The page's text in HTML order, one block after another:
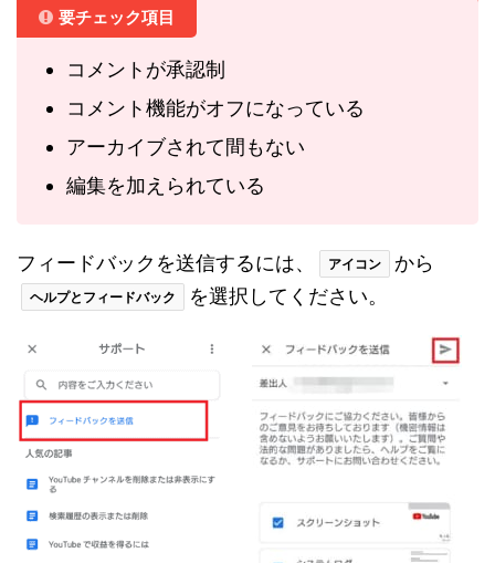
要チェック項目
コメントが承認制
コメント機能がオフになっている
アーカイブされて間もない
編集を加えられている
フィードバックを送信するには、 アイコン から
ヘルプとフィードバック を選択してください。